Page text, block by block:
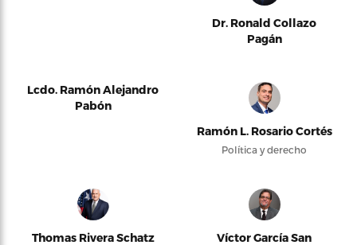
Dr. Ronald Collazo
Pagán
Lcdo. Ramón Alejandro
Pabón
Ramón L. Rosario Cortés
Política y derecho
Thomas Rivera Schatz Víctor García San